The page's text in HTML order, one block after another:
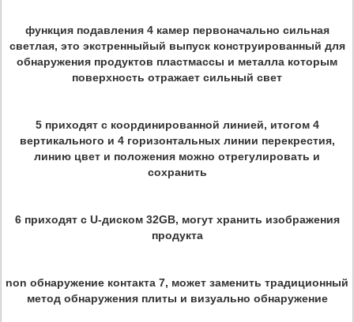
функция подавления 4 камер первоначально сильная
светлая, это экстренныйый выпуск конструированный для
обнаружения продуктов пластмассы и металла которым
поверхность отражает сильный свет
5 приходят с координированной линией, итогом 4
вертикального и 4 горизонтальных линии перекрестия,
линию цвет и положения можно отрегулировать и
сохранить
6 приходят с U-диском 32GB, могут хранить изображения
продукта
non обнаружение контакта 7, может заменить традиционный
метод обнаружения плиты и визуально обнаружение